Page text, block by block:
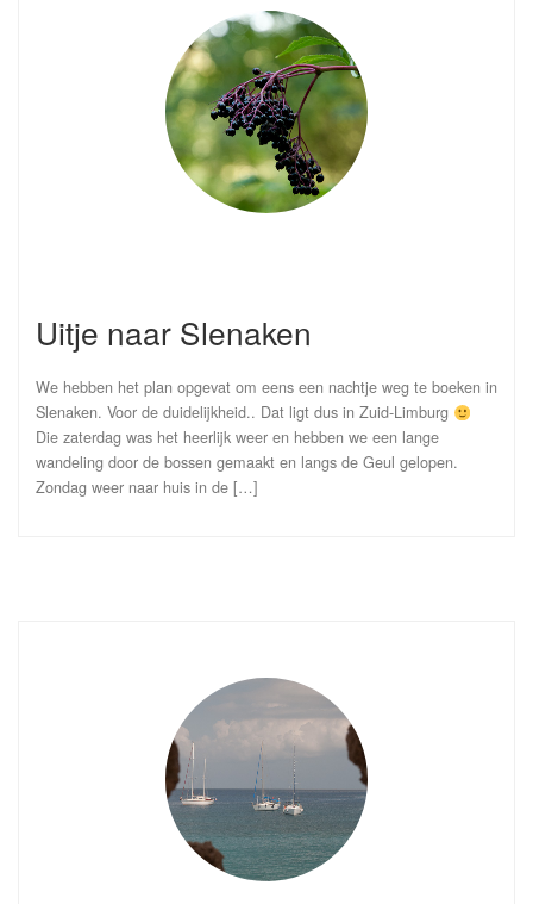
Uitje naar Slenaken
We hebben het plan opgevat om eens een nachtje weg te boeken in
Slenaken. Voor de duidelijkheid.. Dat ligt dus in Zuid-Limburg
Die zaterdag was het heerlijk weer en hebben we een lange
wandeling door de bossen gemaakt en langs de Geul gelopen.
Zondag weer naar huis in de […]